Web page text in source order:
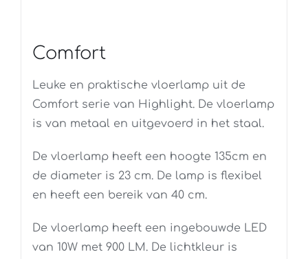
Comfort
Leuke en praktische vloerlamp uit de
Comfort serie van Highlight. De vloerlamp
is van metaal en uitgevoerd in het staal.
De vloerlamp heeft een hoogte 135cm en
de diameter is 23 cm. De lamp is flexibel
en heeft een bereik van 40 cm.
De vloerlamp heeft een ingebouwde LED
van 10W met 900 LM. De lichtkleur is